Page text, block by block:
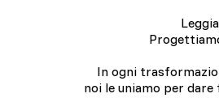
In ogni
noi le uniamo per